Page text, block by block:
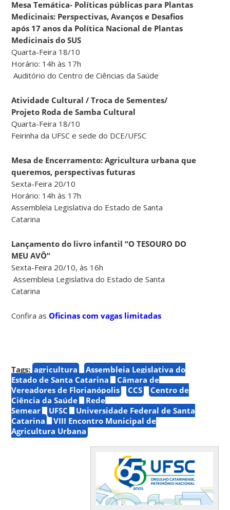
Mesa Temática- Políticas públicas para Plantas
Medicinais: Perspectivas, Avanços e Desafios
após 17 anos da Política Nacional de Plantas
Medicinais do SUS
Quarta-Feira 18/10
Horário: 14h às 17h
Auditório do Centro de Ciências da Saúde
Atividade Cultural / Troca de Sementes/
Projeto Roda de Samba Cultural
Quarta-Feira 18/10
Feirinha da UFSC e sede do DCE/UFSC
Mesa de Encerramento: Agricultura urbana que
queremos, perspectivas futuras
Sexta-Feira 20/10
Horário: 14h às 17h
Assembleia Legislativa do Estado de Santa
Catarina
Lançamento do livro infantil “O TESOURO DO
MEU AVÔ”
Sexta-Feira 20/10, às 16h
Assembleia Legislativa do Estado de Santa
Catarina
Confira asOficinas com vagas limitadas
Tags: agricultura
Assembleia Legislativa do
Estado de Santa Catarina
Câmara de
Vereadores de Florianópolis
CCS
Centro de
Ciência da Saúde
Rede
Semear
UFSC
Universidade Federal de Santa
Catarina
VIII Encontro Municipal de
Agricultura Urbana